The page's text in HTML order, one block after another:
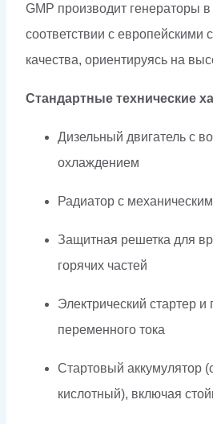
GMP производит генераторы
соответствии с европейскими
качества, ориентируясь на
Стандартные технические
Дизельный двигатель с
охлаждением
Радиатор с
Защитная решетка для
горячих частей
Электрический стартер и
переменного тока
Стартовый аккумулятор
кислотный), включая